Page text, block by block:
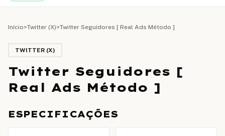
Início>Twitter (X)>Twitter Seguidores [ Real Ads Método ]
TWITTER (X)
Twitter Seguidores [
Real Ads Método ]
ESPECIFICAÇÕES